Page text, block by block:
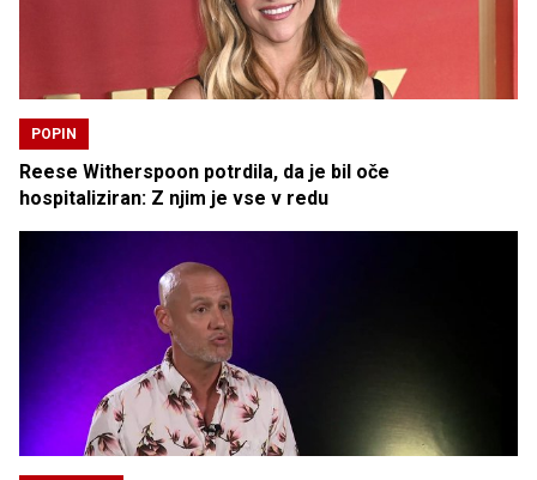
POPIN
Reese Witherspoon potrdila, da je bil oče
hospitaliziran: Z njim je vse v redu